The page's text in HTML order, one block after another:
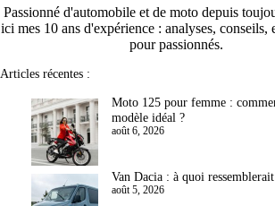
Passionné d'automobile et de moto depuis
ici mes 10 ans d'expérience : analyses, conseils,
pour passionnés.
Articles récentes :
Moto 125 pour femme :
modèle idéal ?
août 6, 2026
Van Dacia : à quoi
août 5, 2026